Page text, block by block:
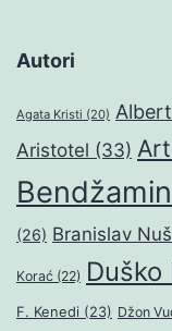
Autori
Agata Kristi (20)
Aristotel (33)
(26) Branislav
Korać (22) Duško
F. Kenedi (23) Džon